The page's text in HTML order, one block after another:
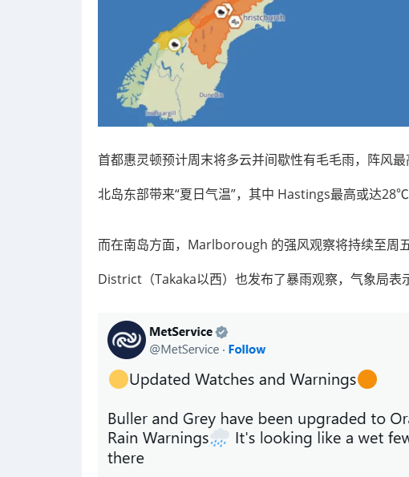
首都惠灵顿预计周末将多云并间歇性有毛毛雨，阵风
北岛东部带来“夏日气温”，其中 Hastings最高或达
而在南岛方面，Marlborough 的强风观察将持续至周
District（Takaka以西）也发布了暴雨观察，气象局表